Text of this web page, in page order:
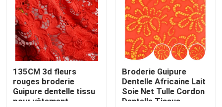
Au sujet de nous
Visite d'usine
Contrôle de qualité
Contactez-nous
135CM 3d fleurs
rouges broderie
Guipure dentelle tissu
pour vêtement
Broderie Guipure
Dentelle Africaine Lait
Soie Net Tulle Cordon
Dentelle Tissus